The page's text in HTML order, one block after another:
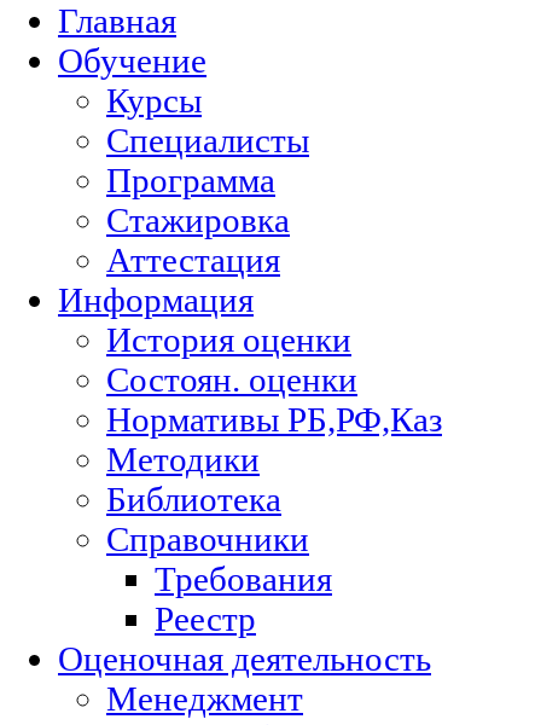
Главная
Обучение
Курсы
Специалисты
Программа
Стажировка
Аттестация
Информация
История оценки
Состоян. оценки
Нормативы РБ,РФ,Каз
Методики
Библиотека
Справочники
Требования
Реестр
Оценочная деятельность
Менеджмент